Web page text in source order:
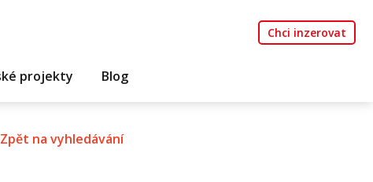
Chci inzerovat
projekty Blog
Zpět na vyhledávání